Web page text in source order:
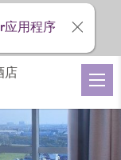
店
应用程序